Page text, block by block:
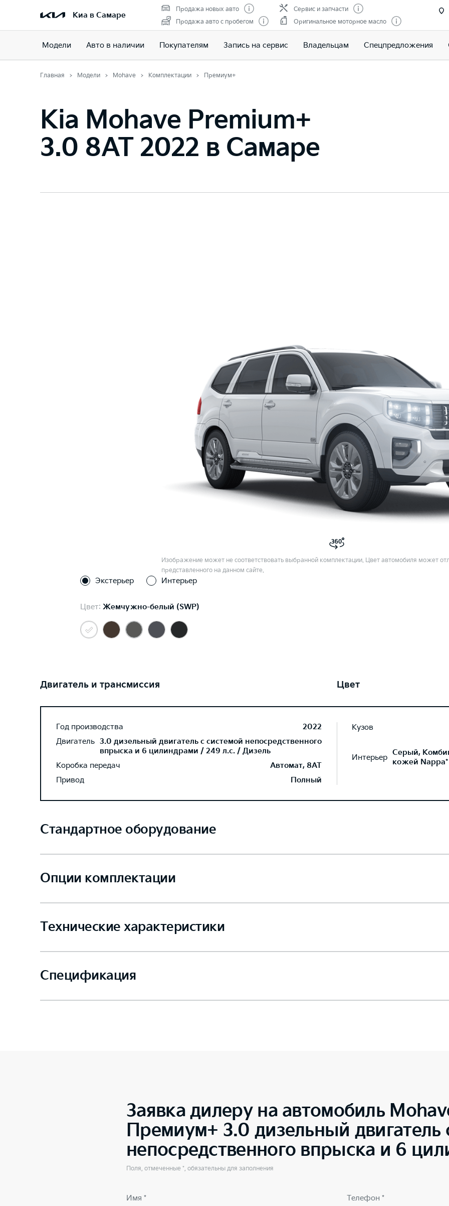
Киа в Самаре
Продажа новых авто
Продажа авто с пробегом
Сервис и запчасти
Оригинальное моторное масло
Модели Авто в наличии Покупателям Запись на сервис Владельцам Спецпредложения
Главная Модели Mohave Комплектации Премиум+
Kia Mohave Premium+
3.0 8AT 2022 в Самаре
Изображение может не соответствовать выбранной комплектации. Цвет автомобиля может
представленного на данном сайте.
Экстерьер Интерьер
Цвет: Жемчужно-белый (SWP)
Двигатель и трансмиссия
Год производства
2022
Двигатель 3.0 дизельный двигатель с системой непосредственного
впрыска и 6 цилиндрами / 249 л.с. / Дизель
Коробка передач
Автомат, 8AT
Привод
Полный
Цвет
Кузов
Интерьер Серый,
кожей
Стандартное оборудование
Опции комплектации
Технические характеристики
Спецификация
Заявка дилеру на автомобиль
Премиум+ 3.0 дизельный двигатель
непосредственного впрыска и 6
Поля, отмеченные *, обязательны для заполнения
Имя * Телефон *